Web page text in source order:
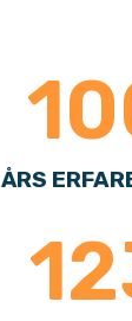
ÅRS